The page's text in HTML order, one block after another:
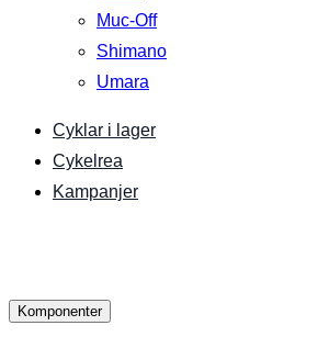
Muc-Off
Shimano
Umara
Cyklar i lager
Cykelrea
Kampanjer
Komponenter